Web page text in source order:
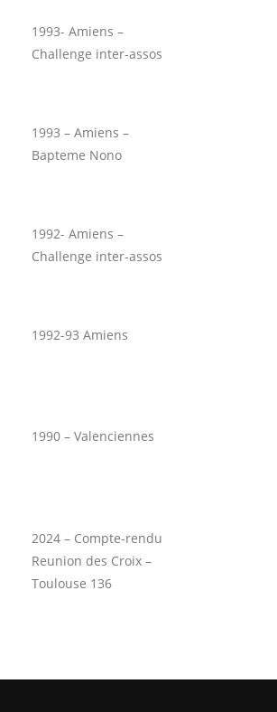
1993- Amiens –
Challenge inter-assos
1993 – Amiens –
Bapteme Nono
1992- Amiens –
Challenge inter-assos
1992-93 Amiens
1990 – Valenciennes
2024 – Compte-rendu
Reunion des Croix –
Toulouse 136